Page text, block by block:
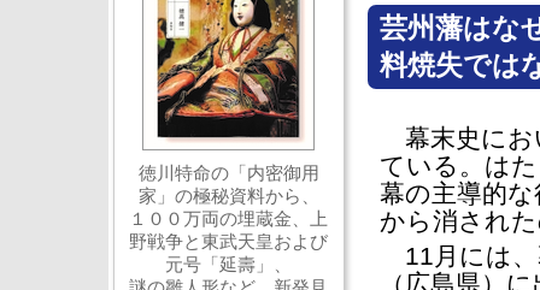
芸州藩はな
料焼失では
幕末史にお
ている。は
幕の主導的
から消され
11月には、
（広島県）
徳川特命の「内密御用
家」の極秘資料から、
１００万両の埋蔵金、上
野戦争と東武天皇および
元号「延壽」、